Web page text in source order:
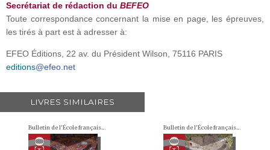
Secrétariat de rédaction du BEFEO
Toute correspondance concernant la mise en page, les épreuves,
les tirés à part est à adresser à:
EFEO Éditions, 22 av. du Président Wilson, 75116 PARIS
editions@efeo.net
LIVRES SIMILAIRES
Bulletin de l'École française d'Extrême-Orient (BEFEO) Bulletin de l'École française d'Extrême-Orient (BEFEO)